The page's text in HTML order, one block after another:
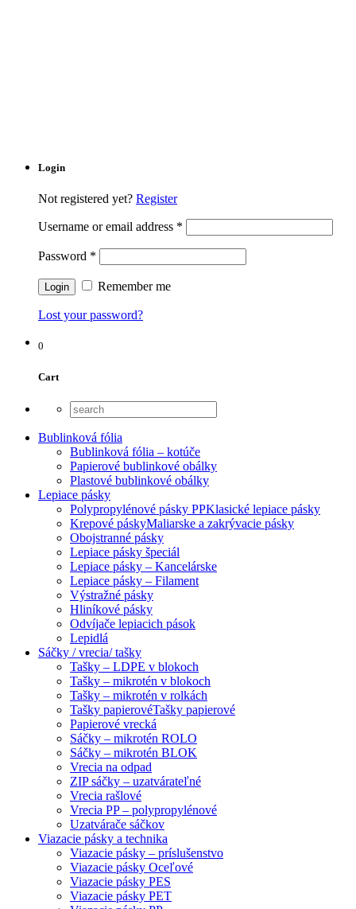
Login
Not registered yet? Register
Username or email address *
Password *
Remember me
Lost your password?
0
Cart
Bublinková fólia
Bublinková fólia – kotúče
Papierové bublinkové obálky
Plastové bublinkové obálky
Lepiace pásky
Polypropylénové pásky PPKlasické lepiace pásky
Krepové páskyMaliarske a zakrývacie pásky
Obojstranné pásky
Lepiace pásky špeciál
Lepiace pásky – Kancelárske
Lepiace pásky – Filament
Výstražné pásky
Hliníkové pásky
Odvíjače lepiacich pások
Lepidlá
Sáčky / vrecia/ tašky
Tašky – LDPE v blokoch
Tašky – mikrotén v blokoch
Tašky – mikrotén v rolkách
Tašky papierovéTašky papierové
Papierové vrecká
Sáčky – mikrotén ROLO
Sáčky – mikrotén BLOK
Vrecia na odpad
ZIP sáčky – uzatvárateľné
Vrecia rašlové
Vrecia PP – polypropylénové
Uzatvárače sáčkov
Viazacie pásky a technika
Viazacie pásky – príslušenstvo
Viazacie pásky Oceľové
Viazacie pásky PES
Viazacie pásky PET